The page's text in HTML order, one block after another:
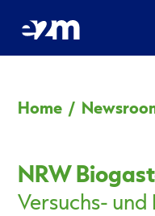
Home /
NRW
Versuchs-